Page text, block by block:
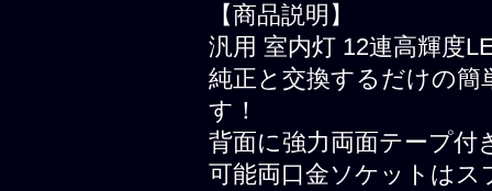
【商品説明】
汎用 室内灯 12連高輝度
純正と交換するだけの
す！
背面に強力両面テープ付
可能両口金ソケットはス